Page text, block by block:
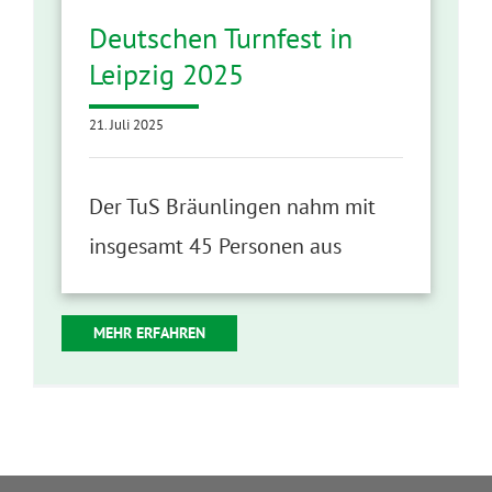
Deutschen Turnfest in
Leipzig 2025
21. Juli 2025
Der TuS Bräunlingen nahm mit
insgesamt 45 Personen aus
MEHR ERFAHREN